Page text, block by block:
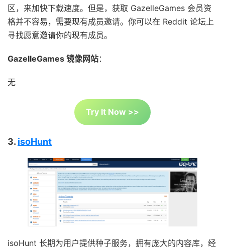
区，来加快下载速度。但是，获取 GazelleGames 会员资
格并不容易，需要现有成员邀请。你可以在 Reddit 论坛上
寻找愿意邀请你的现有成员。
GazelleGames 镜像网站：
无
Try It Now >>
3. isoHunt
isoHunt 长期为用户提供种子服务，拥有庞大的内容库，经